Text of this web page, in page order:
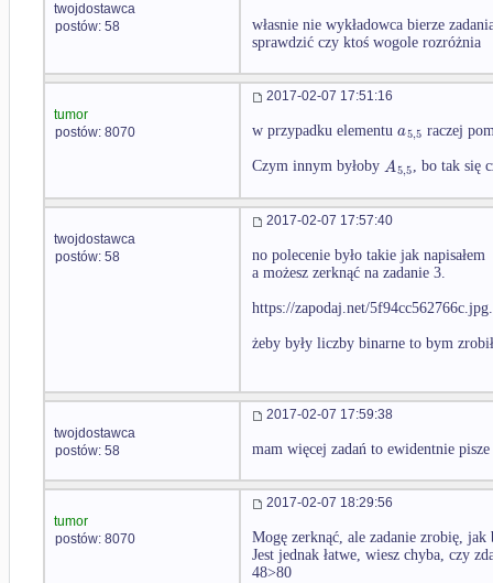
twojdostawca
postów: 58
własnie nie wykładowca bierze
sprawdzić czy ktoś wogole rozróżnia
tumor
postów: 8070
2017-02-07 17:51:16
w przypadku elementu a5,5 raczej
Czym innym byłoby A5,5, bo tak się
twojdostawca
postów: 58
2017-02-07 17:57:40
no polecenie było takie jak napisałem
a możesz zerknąć na zadanie 3.
https://zapodaj.net/
żeby były liczby binarne to bym
twojdostawca
postów: 58
2017-02-07 17:59:38
mam więcej zadań to ewidentnie
tumor
postów: 8070
2017-02-07 18:29:56
Mogę zerknąć, ale zadanie zrobię, jak
Jest jednak łatwe, wiesz chyba, czy
48>80